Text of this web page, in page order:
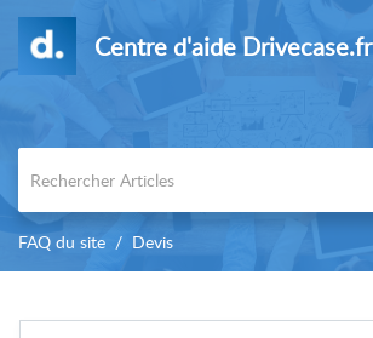
Centre d'aide Drivecase.fr
FAQ du site Devis